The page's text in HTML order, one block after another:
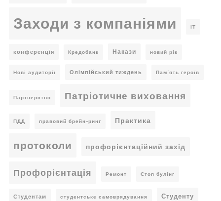
Заходи з компаніями ІТ
конференція Кредобанк Накази новий рік
Нові аудиторії Олімпійський тиждень Пам’ять героїв
Партнерство Патріотичне виховання
ПДД правовий брейн-ринг Практика
протоколи профорієнтаційний захід
Профорієнтація Ремонт Стоп булінг
Студентам студентське самоврядування Студенту